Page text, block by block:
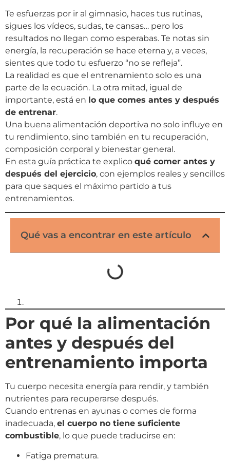
Te esfuerzas por ir al gimnasio, haces tus rutinas,
sigues los vídeos, sudas, te cansas… pero los
resultados no llegan como esperabas. Te notas sin
energía, la recuperación se hace eterna y, a veces,
sientes que todo tu esfuerzo “no se refleja”.
La realidad es que el entrenamiento solo es una
parte de la ecuación. La otra mitad, igual de
importante, está en lo que comes antes y después
de entrenar.
Una buena alimentación deportiva no solo influye en
tu rendimiento, sino también en tu recuperación,
composición corporal y bienestar general.
En esta guía práctica te explico qué comer antes y
después del ejercicio, con ejemplos reales y sencillos
para que saques el máximo partido a tus
entrenamientos.
Qué vas a encontrar en este artículo
Por qué la alimentación
antes y después del
entrenamiento importa
Tu cuerpo necesita energía para rendir, y también
nutrientes para recuperarse después.
Cuando entrenas en ayunas o comes de forma
inadecuada, el cuerpo no tiene suficiente
combustible, lo que puede traducirse en:
Fatiga prematura.